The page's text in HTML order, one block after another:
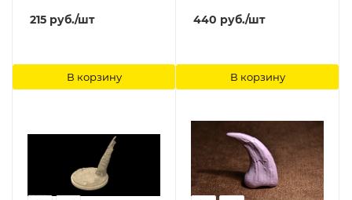
215 руб./шт
В корзину
440 руб./шт
В корзину